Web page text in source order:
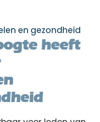
en gezondheid
heeft